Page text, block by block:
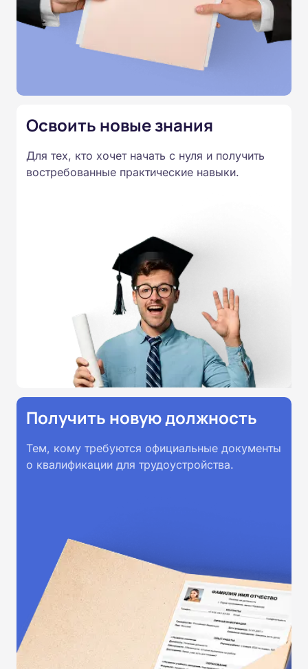
Освоить новые знания
Для тех, кто хочет начать с нуля и получить
востребованные практические навыки.
Получить новую должность
Тем, кому требуются официальные документы
о квалификации для трудоустройства.